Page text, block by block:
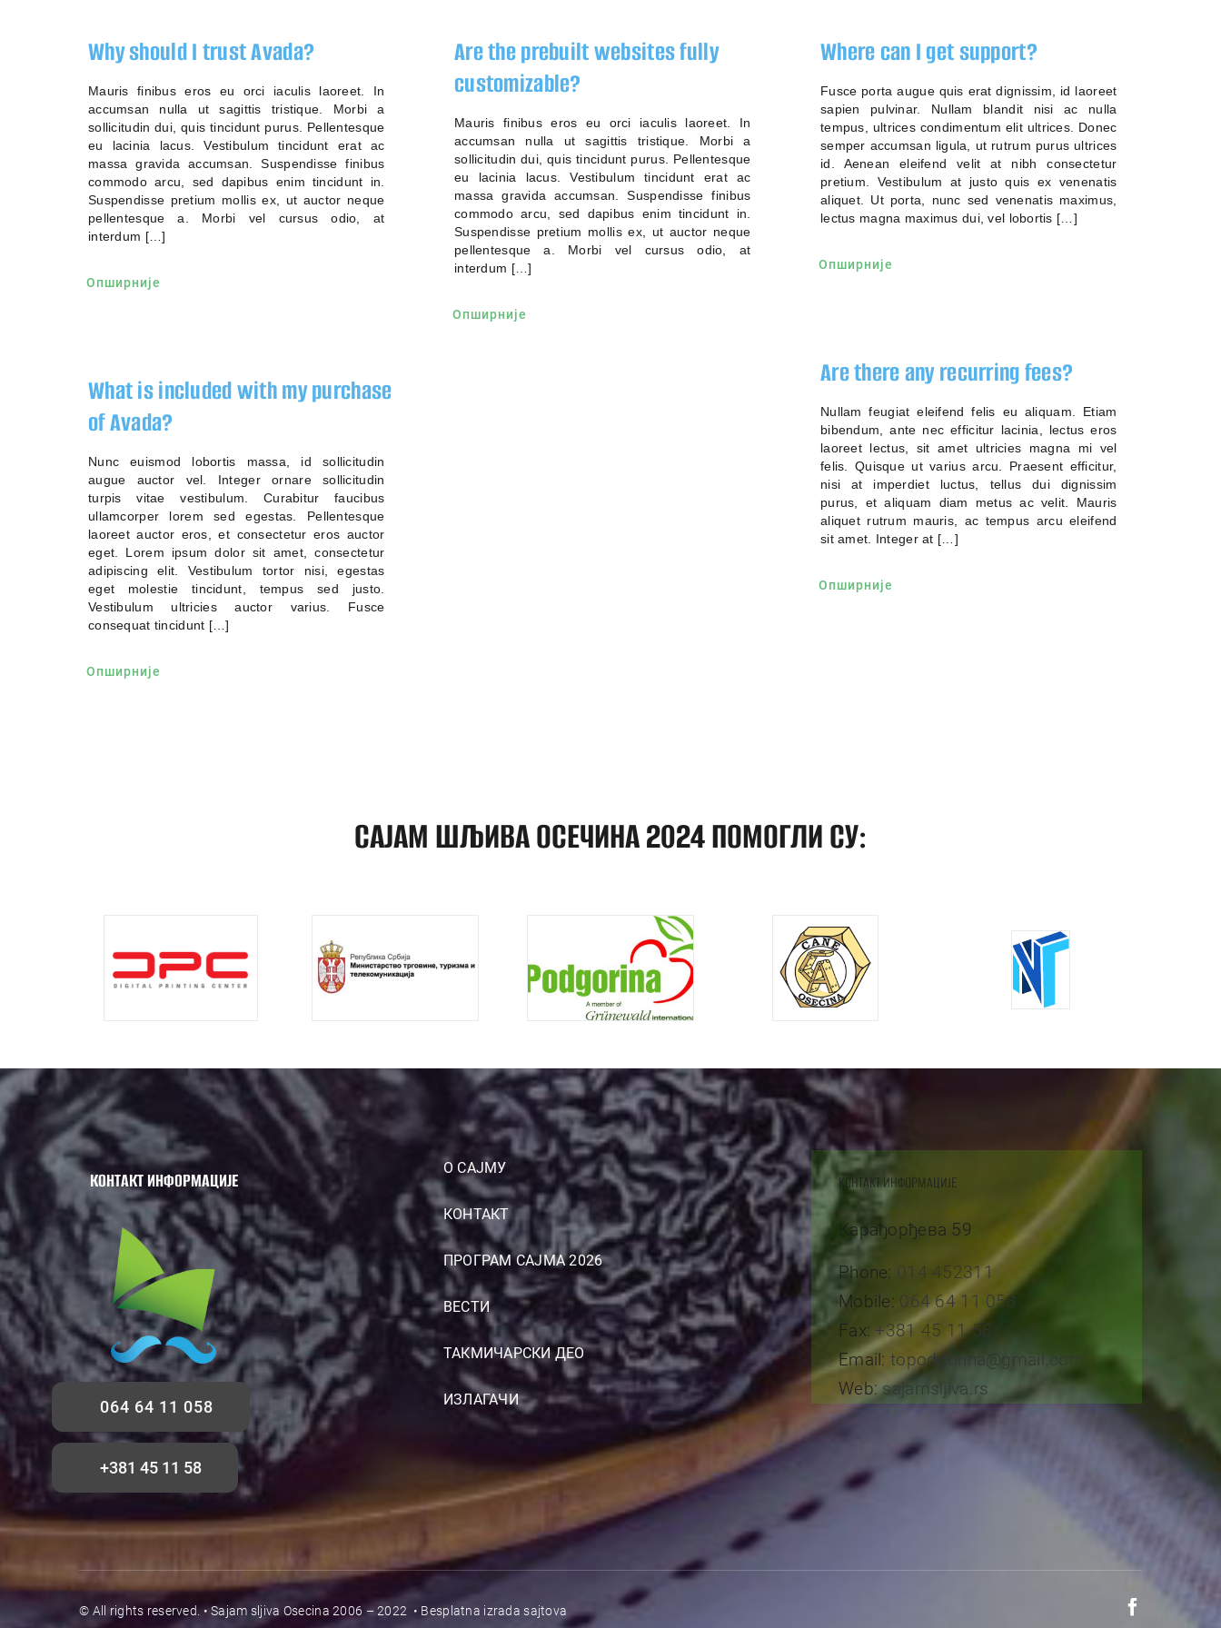
Why should I trust Avada?
Mauris finibus eros eu orci iaculis laoreet. In
accumsan nulla ut sagittis tristique. Morbi a
sollicitudin dui, quis tincidunt purus. Pellentesque
eu lacinia lacus. Vestibulum tincidunt erat ac
massa gravida accumsan. Suspendisse finibus
commodo arcu, sed dapibus enim tincidunt in.
Suspendisse pretium mollis ex, ut auctor neque
pellentesque a. Morbi vel cursus odio, at
interdum […]
Опширније
Are the prebuilt websites fully
customizable?
Mauris finibus eros eu orci iaculis laoreet. In
accumsan nulla ut sagittis tristique. Morbi a
sollicitudin dui, quis tincidunt purus. Pellentesque
eu lacinia lacus. Vestibulum tincidunt erat ac
massa gravida accumsan. Suspendisse finibus
commodo arcu, sed dapibus enim tincidunt in.
Suspendisse pretium mollis ex, ut auctor neque
pellentesque a. Morbi vel cursus odio, at
interdum […]
Опширније
Where can I get support?
Fusce porta augue quis erat dignissim, id laoreet
sapien pulvinar. Nullam blandit nisi ac nulla
tempus, ultrices condimentum elit ultrices. Donec
semper accumsan ligula, ut rutrum purus ultrices
id. Aenean eleifend velit at nibh consectetur
pretium. Vestibulum at justo quis ex venenatis
aliquet. Ut porta, nunc sed venenatis maximus,
lectus magna maximus dui, vel lobortis […]
Опширније
Are there any recurring fees?
Nullam feugiat eleifend felis eu aliquam. Etiam
bibendum, ante nec efficitur lacinia, lectus eros
laoreet lectus, sit amet ultricies magna mi vel
felis. Quisque ut varius arcu. Praesent efficitur,
nisi at imperdiet luctus, tellus dui dignissim
purus, et aliquam diam metus ac velit. Mauris
aliquet rutrum mauris, ac tempus arcu eleifend
sit amet. Integer at […]
Опширније
What is included with my purchase
of Avada?
Nunc euismod lobortis massa, id sollicitudin
augue auctor vel. Integer ornare sollicitudin
turpis vitae vestibulum. Curabitur faucibus
ullamcorper lorem sed egestas. Pellentesque
laoreet auctor eros, et consectetur eros auctor
eget. Lorem ipsum dolor sit amet, consectetur
adipiscing elit. Vestibulum tortor nisi, egestas
eget molestie tincidunt, tempus sed justo.
Vestibulum ultricies auctor varius. Fusce
consequat tincidunt […]
Опширније
САЈАМ ШЉИВА ОСЕЧИНА 2024 ПОМОГЛИ СУ:
КОНТАКТ ИНФОРМАЦИЈЕ
064 64 11 058
+381 45 11 58
О САЈМУ
КОНТАКТ
ПРОГРАМ САЈМА 2026
ВЕСТИ
ТАКМИЧАРСКИ ДЕО
ИЗЛАГАЧИ
КОНТАКТ ИНФОРМАЦИЈЕ
Карађорђева 59
Phone: 014 452311
Mobile: 064 64 11 058
Fax: +381 45 11 58
Email: topodgorina@gmail.com
Web:sajamsljiva.rs
© All rights reserved. • Sajam sljiva Osecina 2006 – 2022 • Besplatna izrada sajtova